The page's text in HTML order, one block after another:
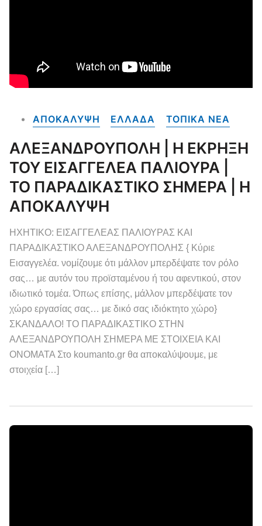
ΑΠΟΚΑΛΥΨΗ ΕΛΛΑΔΑ ΤΟΠΙΚΑ NEA
ΑΛΕΞΑΝΔΡΟΥΠΟΛΗ | Η ΕΚΡΗΞΗ
ΤΟΥ ΕΙΣΑΓΓΕΛΕΑ ΠΑΛΙΟΥΡΑ |
ΤΟ ΠΑΡΑΔΙΚΑΣΤΙΚΟ ΣΗΜΕΡΑ | Η
ΑΠΟΚΑΛΥΨΗ
ΗΧΗΤΙΚΟ: ΕΙΣΑΓΓΕΛΕΑΣ ΠΑΛΙΟΥΡΑΣ ΚΑΙ
ΠΑΡΑΔΙΚΑΣΤΙΚΟ ΑΛΕΞΑΝΔΡΟΥΠΟΛΗΣ { Κύριε
Εισαγγελέα. νομίζουμε ότι μάλλον μπερδέψατε τον ρόλο
σας… με αυτόν του προϊσταμένου ή του αφεντικού, στον
ιδιωτικό τομέα. Όπως επίσης, μάλλον μπερδέψατε τον
χώρο εργασίας σας… με δικό σας ιδιόκτητο χώρο}
ΣΚΑΝΔΑΛΟ! ΤΟ ΠΑΡΑΔΙΚΑΣΤΙΚΟ ΣΤΗΝ
ΑΛΕΞΑΝΔΡΟΥΠΟΛΗ ΣΗΜΕΡΑ ΜΕ ΣΤΟΙΧΕΙΑ ΚΑΙ
ΟΝΟΜΑΤΑ Στο koumanto.gr θα αποκαλύψουμε, με
στοιχεία […]